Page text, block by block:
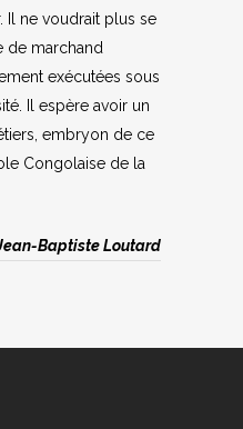
Il ne voudrait plus se
de marchand
exécutées sous
Il espère avoir un
embryon de ce
Congolaise de la
Baptiste Loutard